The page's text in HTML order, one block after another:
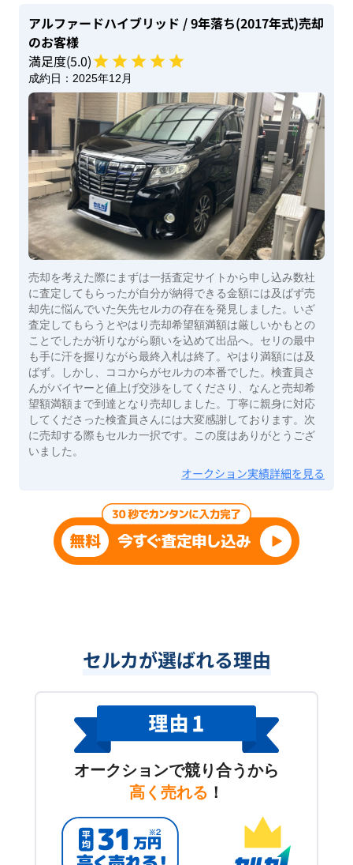
アルファードハイブリッド / 9年落ち(2017年式)売却
のお客様
満足度(5.0)
成約日： 2025年12月
売却を考えた際にまずは一括査定サイトから申し込み数社
に査定してもらったが自分が納得できる金額には及ばず売
却先に悩んでいた矢先セルカの存在を発見しました。いざ
査定してもらうとやはり売却希望額満額は厳しいかもとの
ことでしたが祈りながら願いを込めて出品へ。セリの最中
も手に汗を握りながら最終入札は終了。やはり満額には及
ばず。しかし、ココからがセルカの本番でした。検査員さ
んがバイヤーと値上げ交渉をしてくださり、なんと売却希
望額満額まで到達となり売却しました。丁寧に親身に対応
してくださった検査員さんには大変感謝しております。次
に売却する際もセルカ一択です。この度はありがとうござ
いました。
オークション実績詳細を見る
セルカが選ばれる理由
オークションで競り合うから
高く売れる ！